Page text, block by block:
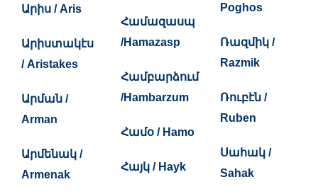
Արիս / Aris
Արիստակէս
/ Aristakes
Արման /
Arman
Արմենակ /
Armenak
Համազասպ
/Hamazasp
Համբարձում
/Hambarzum
Համօ / Hamo
Հայկ / Hayk
Poghos
Ռազմիկ /
Razmik
Ռուբէն /
Ruben
Սահակ /
Sahak